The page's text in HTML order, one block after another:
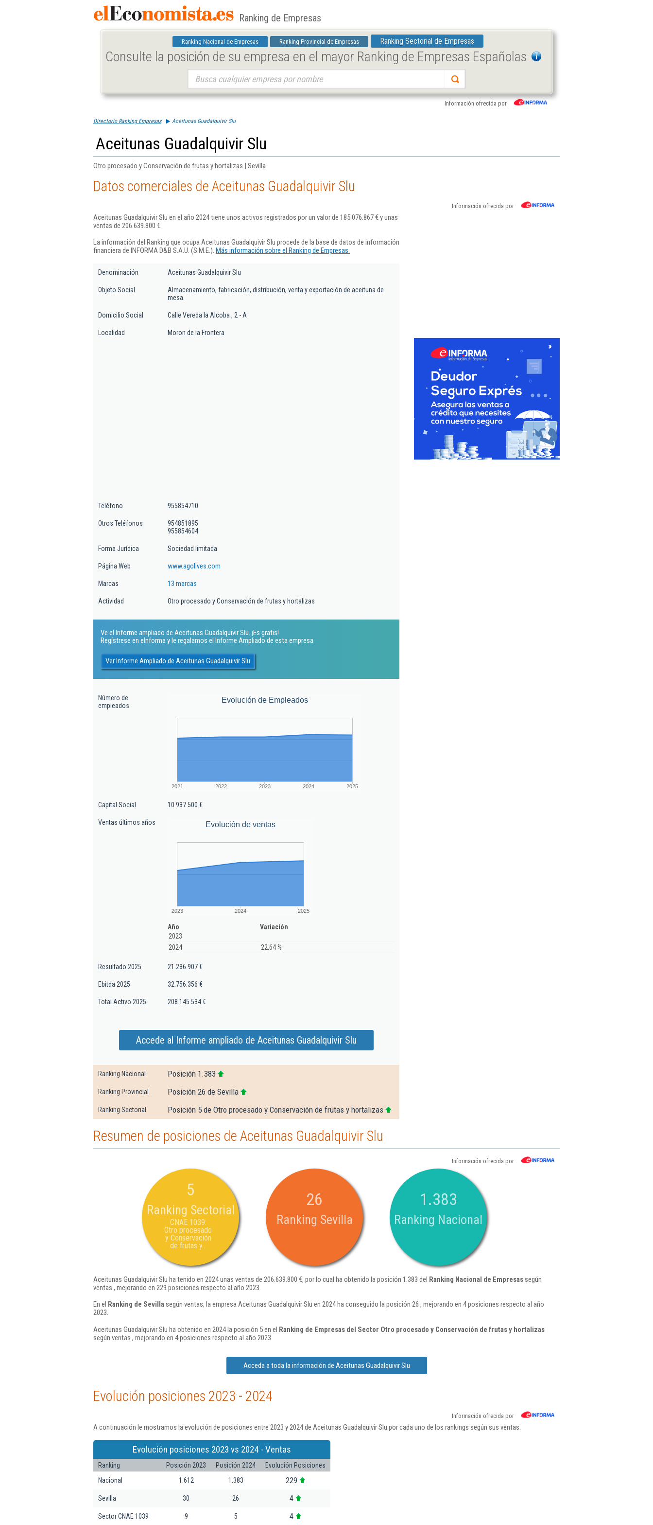
Ranking de Empresas
Ranking Nacional de Empresas Ranking Provincial de Empresas Ranking Sectorial de Empresas
Consulte la posición de su empresa en el mayor Ranking de Empresas Españolas
Información ofrecida por
Directorio Ranking Empresas Aceitunas Guadalquivir Slu
Aceitunas Guadalquivir Slu
Otro procesado y Conservación de frutas y hortalizas | Sevilla
Datos comerciales de Aceitunas Guadalquivir Slu
Información ofrecida por
Aceitunas Guadalquivir Slu en el año 2024 tiene unos activos registrados por un valor de 185.076.867 € y unas
ventas de 206.639.800 €.
La información del Ranking que ocupa Aceitunas Guadalquivir Slu procede de la base de datos de información
financiera de INFORMA D&B S.A.U. (S.M.E.). Más información sobre el Ranking de Empresas.
Denominación Aceitunas Guadalquivir Slu
Objeto Social
Almacenamiento, fabricación, distribución, venta y exportación de aceituna de
mesa.
Domicilio Social Calle Vereda la Alcoba , 2 - A
Localidad Moron de la Frontera
Teléfono 955854710
Otros Teléfonos
954851895
955854604
Forma Jurídica Sociedad limitada
Página Web www.agolives.com
Marcas 13 marcas
Actividad Otro procesado y Conservación de frutas y hortalizas
Ve el Informe ampliado de Aceitunas Guadalquivir Slu. ¡Es gratis!
Regístrese en eInforma y le regalamos el Informe Ampliado de esta empresa
Ver Informe Ampliado de Aceitunas Guadalquivir Slu
Número de
empleados
Evolución de Empleados
2021 2022 2023 2024 2025
Capital Social 10.937.500 €
Ventas últimos años Evolución de ventas
2023 2024 2025
Año
Variación
2023
2024
22,64 %
Resultado 2025 21.236.907 €
Ebitda 2025 32.756.356 €
Total Activo 2025 208.145.534 €
Accede al Informe ampliado de Aceitunas Guadalquivir Slu
Ranking Nacional Posición 1.383
Ranking Provincial Posición 26 de Sevilla
Ranking Sectorial Posición 5 de Otro procesado y Conservación de frutas y hortalizas
Resumen de posiciones de Aceitunas Guadalquivir Slu
Información ofrecida por
5
Ranking Sectorial
CNAE 1039:
Otro procesado
y Conservación
de frutas y...
26
Ranking Sevilla
1.383
Ranking Nacional
Aceitunas Guadalquivir Slu ha tenido en 2024 unas ventas de 206.639.800 €, por lo cual ha obtenido la posición 1.383 del Ranking Nacional de Empresassegún
ventas , mejorando en 229 posiciones respecto al año 2023.
En el Ranking de Sevillasegún ventas, la empresa Aceitunas Guadalquivir Slu en 2024 ha conseguido la posición 26 , mejorando en 4 posiciones respecto al año
2023.
Aceitunas Guadalquivir Slu ha obtenido en 2024 la posición 5 en el Ranking de Empresas del Sector Otro procesado y Conservación de frutas y hortalizas
según ventas , mejorando en 4 posiciones respecto al año 2023.
Acceda a toda la información de Aceitunas Guadalquivir Slu
Evolución posiciones 2023 - 2024
Información ofrecida por
A continuación le mostramos la evolución de posiciones entre 2023 y 2024 de Aceitunas Guadalquivir Slu por cada uno de los rankings según sus ventas:
Evolución posiciones 2023 vs 2024 - Ventas
Ranking Posición 2023 Posición 2024
Evolución Posiciones
Nacional
1.612 1.383 229
Sevilla 30 26 4
Sector CNAE 1039 9 5 4